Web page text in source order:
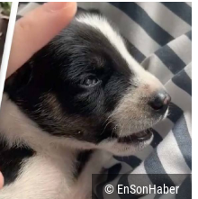
© EnSonHaber